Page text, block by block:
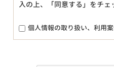
入の上、「同意する」をチェ
個人情報の取り扱い、利用